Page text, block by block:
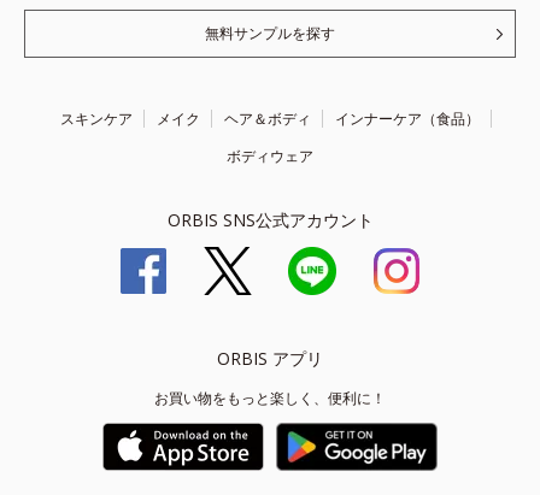
無料サンプルを探す
スキンケア メイク ヘア＆ボディ
インナーケア（食品）
ボディウェア
ORBIS SNS公式アカウント
ORBIS アプリ
お買い物をもっと楽しく、便利に！